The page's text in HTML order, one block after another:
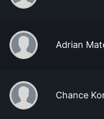
Adrian
Chance